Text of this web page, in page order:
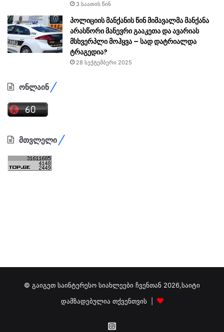
3 საათის წინ
პოლიციის მანქანის წინ მიმავალმა მანქანა
არასწორი მანევრი გააკეთა და ავარიას
მსხვერპლი მოჰყვა – სად დატრიალდა
ტრაგედია?
28 სექტემბერი 2025
ონლაინ
მთვლელი
© გაიგეთ საინტერესო სიახლეები ჩვენთან 2026,საიტი
დამზადებულია თქვენთვის |
გამოგვიწერეთ